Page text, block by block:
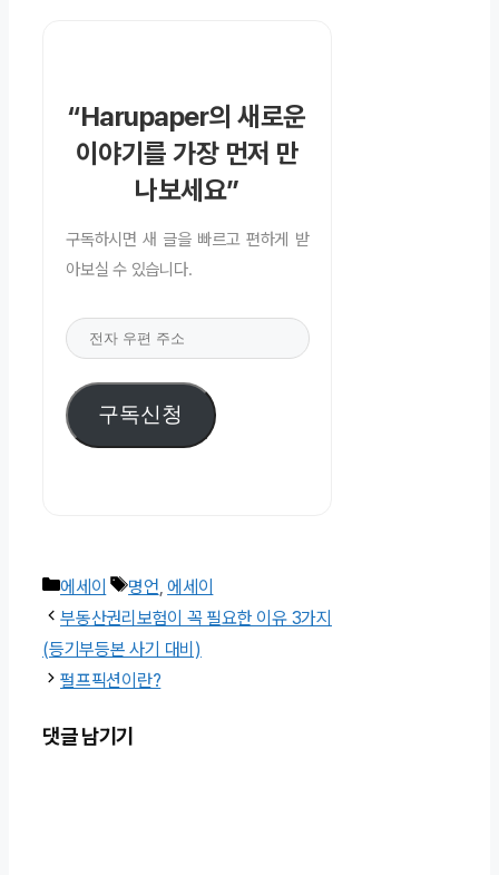
“Harupaper의 새로운
이야기를 가장 먼저 만
나보세요”
구독하시면 새 글을 빠르고 편하게 받
아보실 수 있습니다.
전
우
편
구독신청
카
테
고
리
에세이
태
그
명언,에세이
부동산권리보험이 꼭 필요한 이유 3가지
(등기부등본 사기 대비)
펄프픽션이란?
댓글 남기기